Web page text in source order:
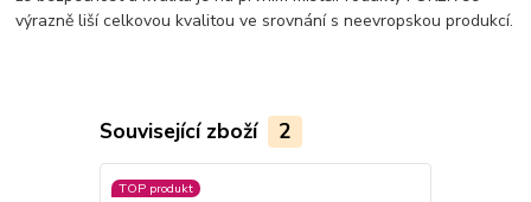
výrazně liší celkovou kvalitou ve srovnání s neevropskou produkcí.
Související zboží 2
TOP produkt